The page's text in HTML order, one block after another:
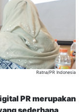
Ratna/PR Indonesia
PR merupakan